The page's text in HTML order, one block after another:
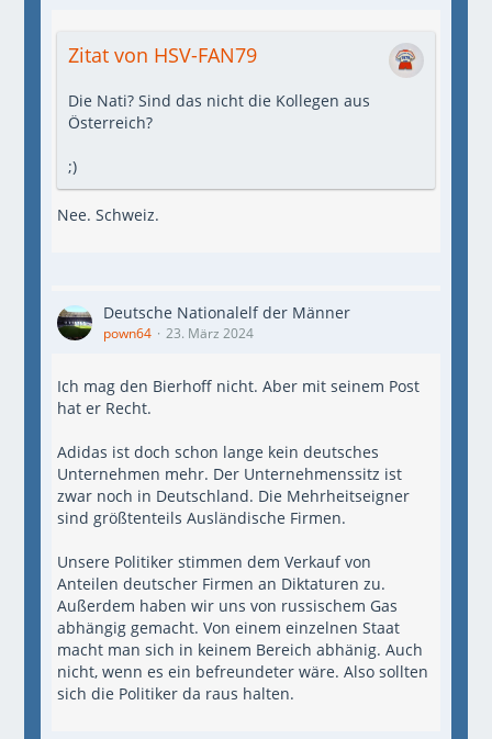
Zitat von HSV-FAN79
Die Nati? Sind das nicht die Kollegen aus
Österreich?
;)
Nee. Schweiz.
Deutsche Nationalelf der Männer
pown64 23. März 2024
Ich mag den Bierhoff nicht. Aber mit seinem Post
hat er Recht.
Adidas ist doch schon lange kein deutsches
Unternehmen mehr. Der Unternehmenssitz ist
zwar noch in Deutschland. Die Mehrheitseigner
sind größtenteils Ausländische Firmen.
Unsere Politiker stimmen dem Verkauf von
Anteilen deutscher Firmen an Diktaturen zu.
Außerdem haben wir uns von russischem Gas
abhängig gemacht. Von einem einzelnen Staat
macht man sich in keinem Bereich abhänig. Auch
nicht, wenn es ein befreundeter wäre. Also sollten
sich die Politiker da raus halten.